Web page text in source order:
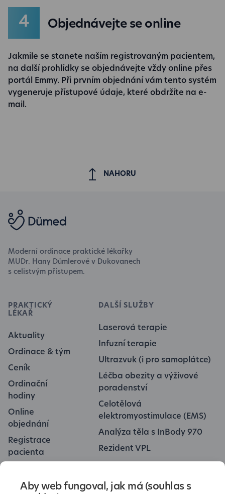
Objednávejte se online
Jakmile se stanete naším registrovaným pacientem,
na další prohlídky se objednávejte vždy online přes
portál Emmy. Při prvním objednání vám tento systém
vygeneruje přístupové údaje, které obdržíte na e-
mail.
NAHORU
Moderní ordinace praktické lékařky
MUDr. Hany Dümlerové v Dukovanech
s celistvým přístupem.
PRAKTICKÝ
LÉKAŘ
Aktuality
Ordinace & tým
Ceník
Ordinační
hodiny
Online
objednání
Registrace
pacienta
Kontakt
DALŠÍ SLUŽBY
Laserová terapie
Infuzní terapie
Ultrazvuk (i pro samoplátce)
Léčba obezity a výživové
poradenství
Celotělová
elektromyostimulace (EMS)
Analýza těla s InBody 970
Rezident VPL
Aby web fungoval, jak má (souhlas s